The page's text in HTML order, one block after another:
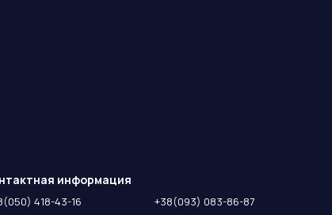
информация
418-43-16 +38(093) 083-86-87